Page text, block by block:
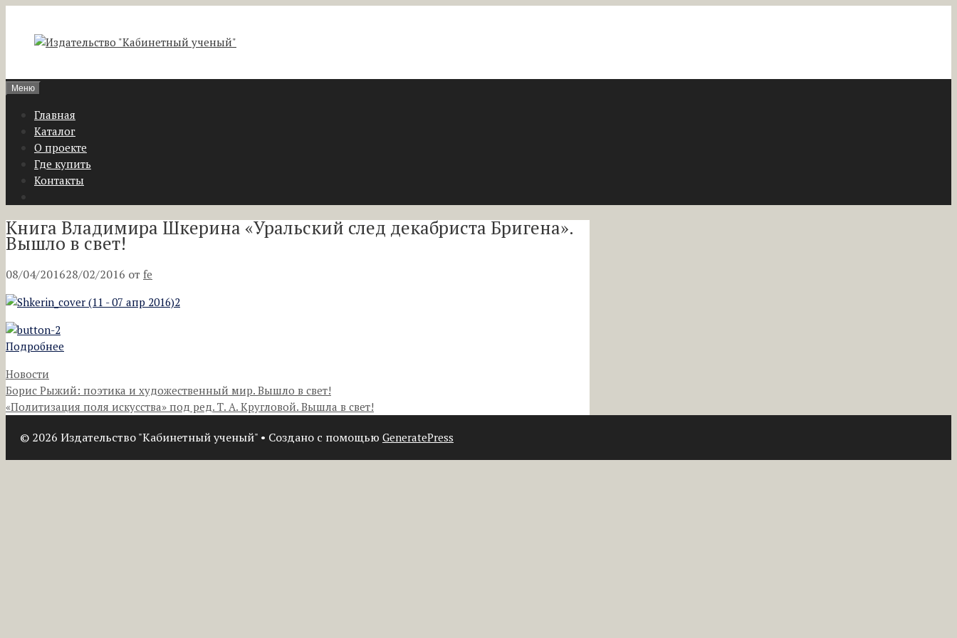
содержимому
Меню
Главная
Каталог
О проекте
Где купить
Контакты
Книга Владимира Шкерина «Уральский след декабриста Бригена».
Вышло в свет!
08/04/201628/02/2016 от fe
Подробнее
Рубрики
Новости
Борис Рыжий: поэтика и художественный мир. Вышло в свет!
«Политизация поля искусства» под ред. Т. А. Кругловой. Вышла в свет!
© 2026 Издательство "Кабинетный ученый" • Создано с помощью GeneratePress